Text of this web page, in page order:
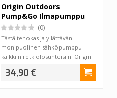
Origin Outdoors
Pump&Go Ilmapumppu
Valolla
(0)
Tästä tehokas ja yllättävän
monipuolinen sähköpumppu
kaikkiin retkiolosuhteisiin! Origin
34,90 €